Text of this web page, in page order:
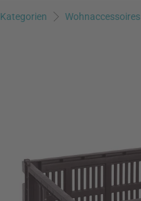
Kategorien Wohnaccessoires